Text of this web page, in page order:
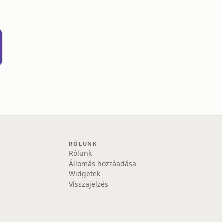
RÓLUNK
Rólunk
Állomás hozzáadása
Widgetek
Visszajelzés